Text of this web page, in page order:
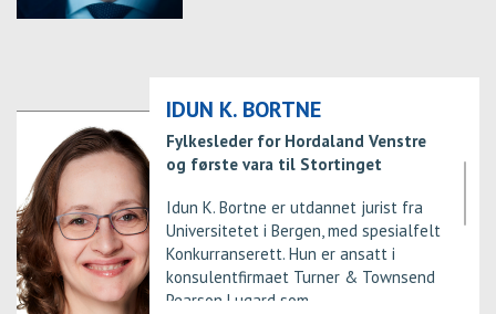
jobbet som rådgiver i Petoro AS som
IDUN K. BORTNE
Fylkesleder for Hordaland Venstre
og første vara til Stortinget
Idun K. Bortne er utdannet jurist fra
Universitetet i Bergen, med spesialfelt
Konkurranserett. Hun er ansatt i
konsulentfirmaet Turner & Townsend
Pearson Lugard som